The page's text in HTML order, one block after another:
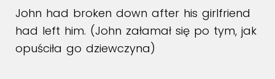
John had broken down after his girlfriend
had left him. (John załamał się po tym, jak
opuściła go dziewczyna)